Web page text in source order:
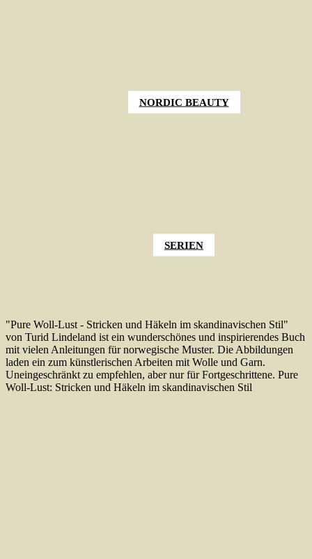
NORDIC BEAUTY
SERIEN
"Pure Woll-Lust - Stricken und Häkeln im skandinavischen Stil"
von Turid Lindeland ist ein wunderschönes und inspirierendes Buch
mit vielen Anleitungen für norwegische Muster. Die Abbildungen
laden ein zum künstlerischen Arbeiten mit Wolle und Garn.
Uneingeschränkt zu empfehlen, aber nur für Fortgeschrittene. Pure
Woll-Lust: Stricken und Häkeln im skandinavischen Stil